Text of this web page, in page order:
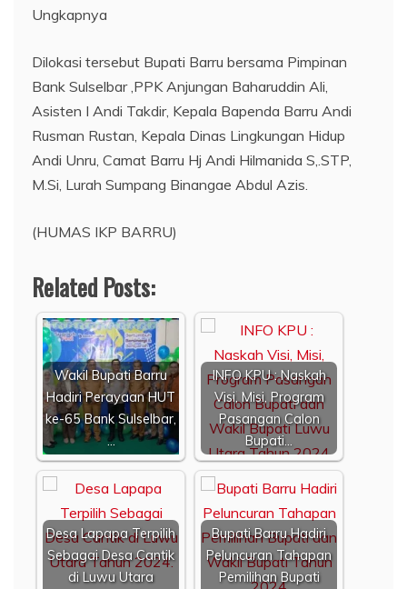
Ungkapnya
Dilokasi tersebut Bupati Barru bersama Pimpinan
Bank Sulselbar ,PPK Anjungan Baharuddin Ali,
Asisten I Andi Takdir, Kepala Bapenda Barru Andi
Rusman Rustan, Kepala Dinas Lingkungan Hidup
Andi Unru, Camat Barru Hj Andi Hilmanida S,.STP,
M.Si, Lurah Sumpang Binangae Abdul Azis.
(HUMAS IKP BARRU)
Related Posts:
Wakil Bupati Barru
Hadiri Perayaan HUT
ke-65 Bank Sulselbar,
…
INFO KPU : Naskah
Visi, Misi, Program
Pasangan Calon
Bupati…
Desa Lapapa Terpilih
Sebagai Desa Cantik
di Luwu Utara
Bupati Barru Hadiri
Peluncuran Tahapan
Pemilihan Bupati